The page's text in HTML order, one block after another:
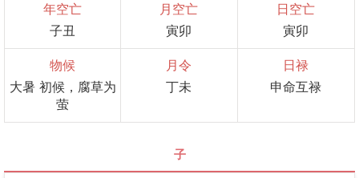
年空亡
子丑
月空亡
寅卯
日空亡
寅卯
物候
大暑 初候，腐草为
萤
月令
丁未
日禄
申命互禄
子